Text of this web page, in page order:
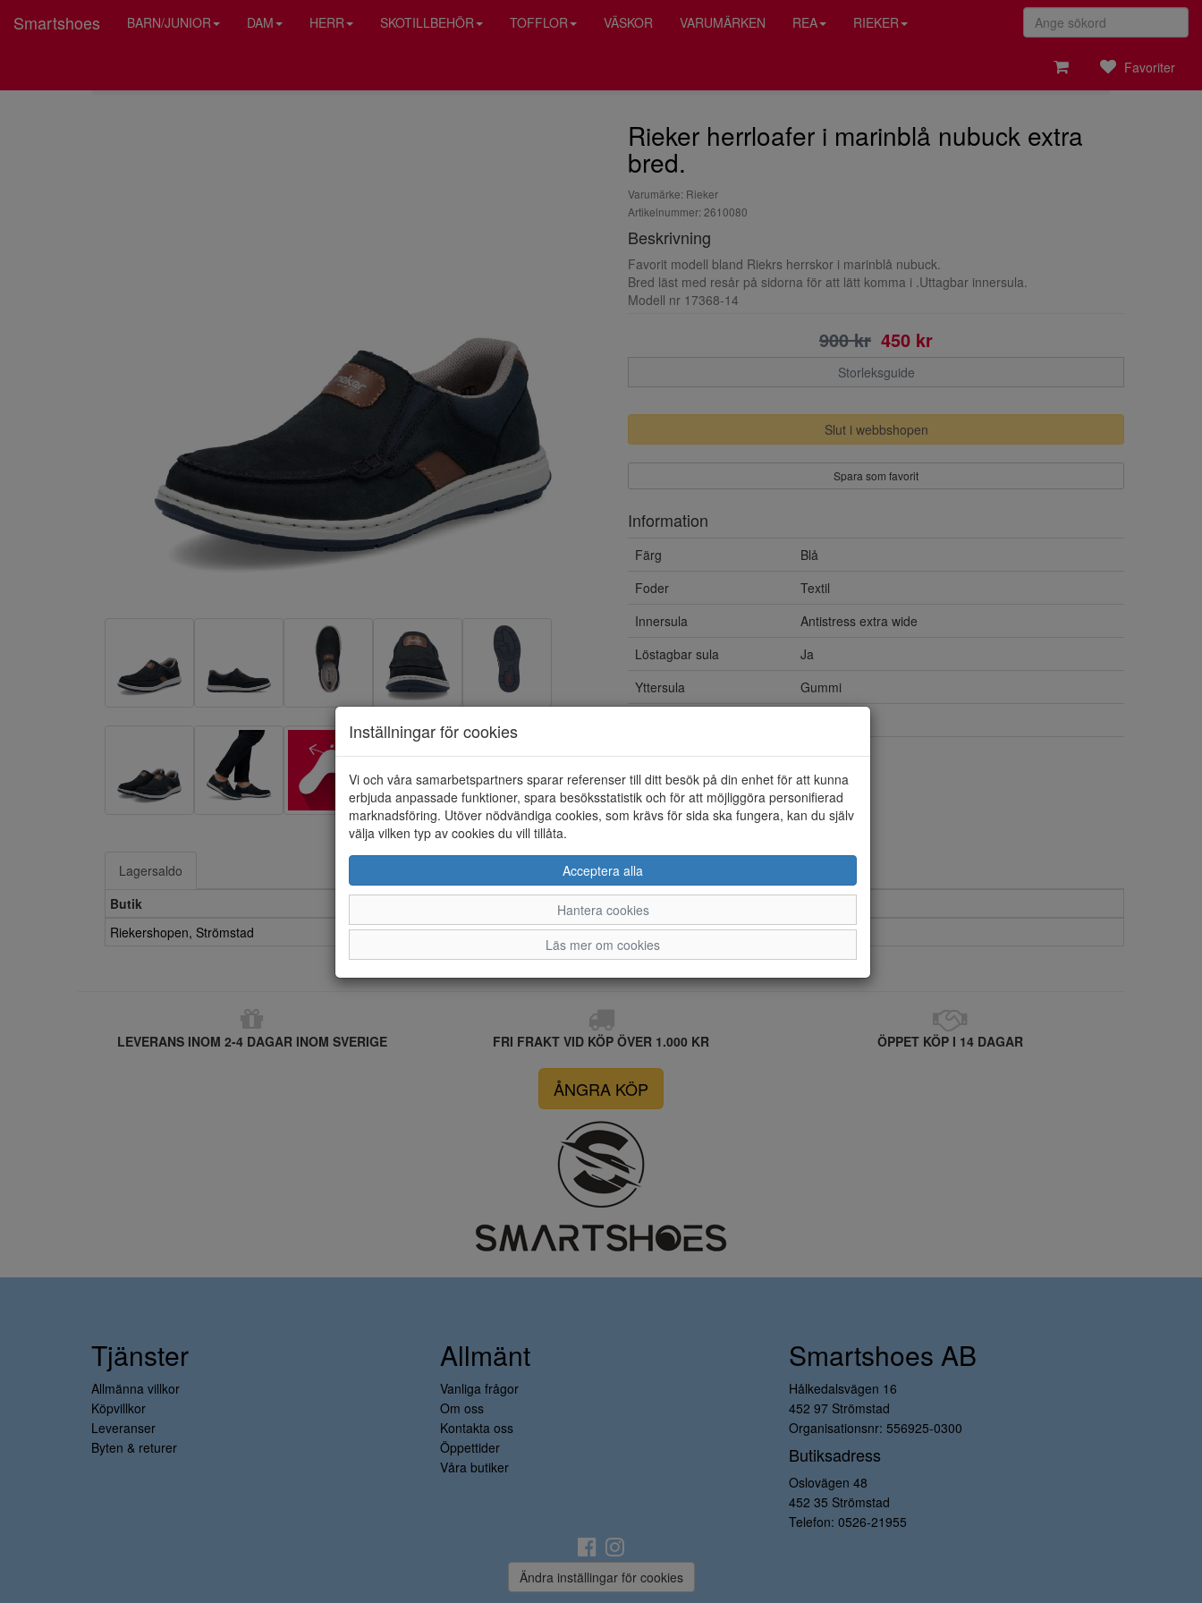
Smartshoes BARN/JUNIOR DAM HERR SKOTILLBEHÖR TOFFLOR VÄSKOR VARUMÄRKEN REA RIEKER
Favoriter
Rieker herrloafer i marinblå nubuck extra
bred.
Varumärke: Rieker
Artikelnummer: 2610080
Beskrivning
Favorit modell bland Riekrs herrskor i marinblå nubuck.
Bred läst med resår på sidorna för att lätt komma i .Uttagbar innersula.
Modell nr 17368-14
900 kr 450 kr
Storleksguide
Slut i webbshopen
Spara som favorit
Information
Färg
Blå
Foder
Textil
Innersula
Antistress extra wide
Löstagbar sula
Ja
Yttersula
Gummi
Material
Nubuck
Lagersaldo
Butik
Riekershopen, Strömstad
LEVERANS INOM 2-4 DAGAR INOM SVERIGE FRI FRAKT VID KÖP ÖVER 1.000 KR ÖPPET KÖP I 14 DAGAR
ÅNGRA KÖP
Inställningar för cookies
Vi och våra samarbetspartners sparar referenser till ditt besök på din enhet för att kunna
erbjuda anpassade funktioner, spara besöksstatistik och för att möjliggöra personifierad
marknadsföring. Utöver nödvändiga cookies, som krävs för sida ska fungera, kan du själv
välja vilken typ av cookies du vill tillåta.
Acceptera alla
Hantera cookies
Läs mer om cookies
Tjänster
Allmänna villkor
Köpvillkor
Leveranser
Byten & returer
Allmänt
Vanliga frågor
Om oss
Kontakta oss
Öppettider
Våra butiker
Smartshoes AB
Hålkedalsvägen 16
452 97 Strömstad
Organisationsnr: 556925-0300
Butiksadress
Oslovägen 48
452 35 Strömstad
Telefon: 0526-21955
Ändra inställingar för cookies